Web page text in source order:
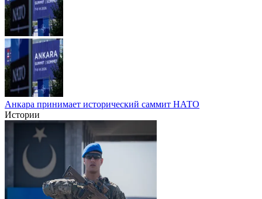
Анкара принимает исторический саммит НАТО
Истории